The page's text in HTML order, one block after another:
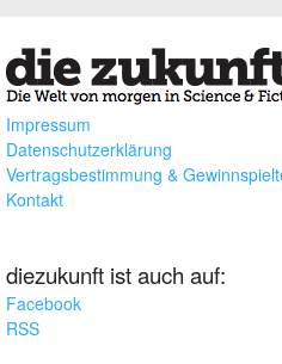
Impressum
Datenschutzerklärung
Vertragsbestimmung &
Kontakt
diezukunft ist auch auf:
Facebook
RSS